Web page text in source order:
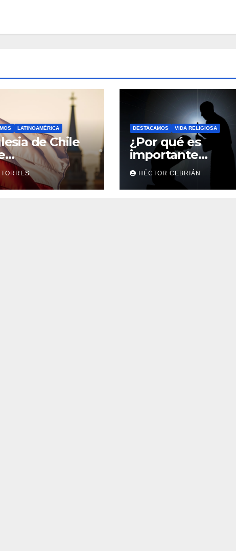
LATINOAMÉRICA
de Chile
para
el servicio a
DESTACAMOS VIDA RELIGIOSA
¿Por qué es
importante
confesarse con un
sacerdote?
HÉCTOR CEBRIÁN